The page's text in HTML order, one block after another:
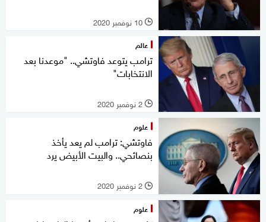
l 10 نوفمبر 2020
عالم
ترامب يتوعد فاوتشي.. "موعدنا بعد
الانتخابات"
l 2 نوفمبر 2020
علوم
فاوتشي: ترامب لم يعد يأخذ
بنصائحي.. والبيت الأبيض يرد
l 2 نوفمبر 2020
علوم